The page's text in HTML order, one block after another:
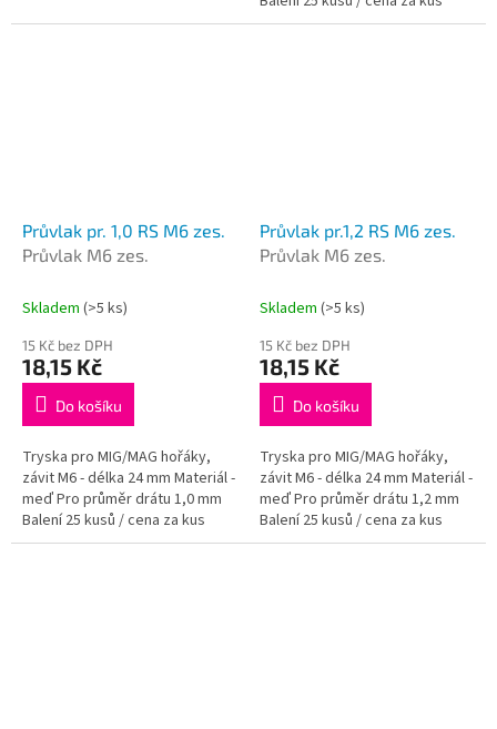
Průvlak pr. 1,0 RS M6 zes.
Průvlak M6 zes.
Skladem (>5 ks)
15 Kč bez DPH
18,15 Kč
Do košíku
Tryska pro MIG/MAG hořáky,
závit M6 - délka 24 mm Materiál -
meď Pro průměr drátu 1,0 mm
Balení 25 kusů / cena za kus
Průvlak pr.1,2 RS M6 zes.
Průvlak M6 zes.
Skladem (>5 ks)
15 Kč bez DPH
18,15 Kč
Do košíku
Tryska pro MIG/MAG hořáky,
závit M6 - délka 24 mm Materiál -
meď Pro průměr drátu 1,2 mm
Balení 25 kusů / cena za kus